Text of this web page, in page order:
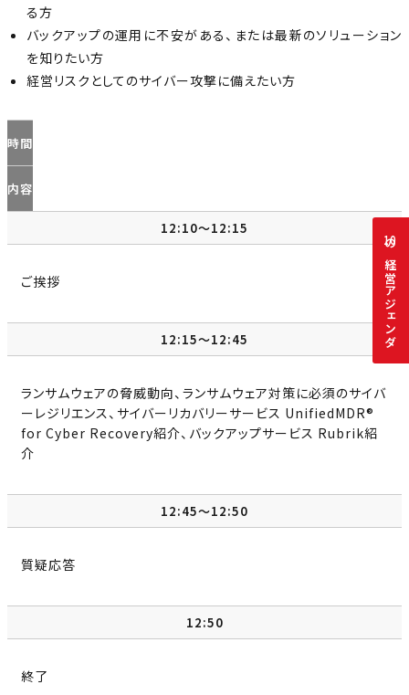
る方
バックアップの運用に不安がある、または最新のソリューション
を知りたい方
経営リスクとしてのサイバー攻撃に備えたい方
時間
内容
12:10～12:15
ご挨拶
12:15～12:45
ランサムウェアの脅威動向、ランサムウェア対策に必須のサイバ
ーレジリエンス、サイバーリカバリーサービス UnifiedMDR®
for Cyber Recovery紹介、バックアップサービス Rubrik紹
介
12:45～12:50
質疑応答
12:50
終了
10
の経営アジェンダ